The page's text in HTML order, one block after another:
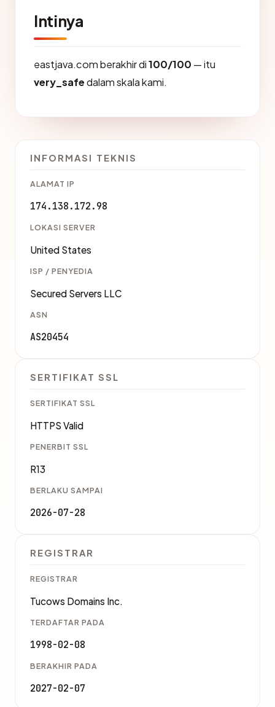
Intinya
eastjava.com berakhir di100/100 — itu
very_safedalam skala kami.
INFORMASI TEKNIS
ALAMAT IP
174.138.172.98
LOKASI SERVER
United States
ISP / PENYEDIA
Secured Servers LLC
ASN
AS20454
SERTIFIKAT SSL
SERTIFIKAT SSL
HTTPS Valid
PENERBIT SSL
R13
BERLAKU SAMPAI
2026-07-28
REGISTRAR
REGISTRAR
Tucows Domains Inc.
TERDAFTAR PADA
1998-02-08
BERAKHIR PADA
2027-02-07